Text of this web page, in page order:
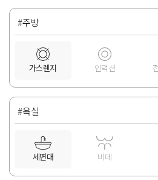
#주방
가스렌지 인덕션
#욕실
세면대 비데